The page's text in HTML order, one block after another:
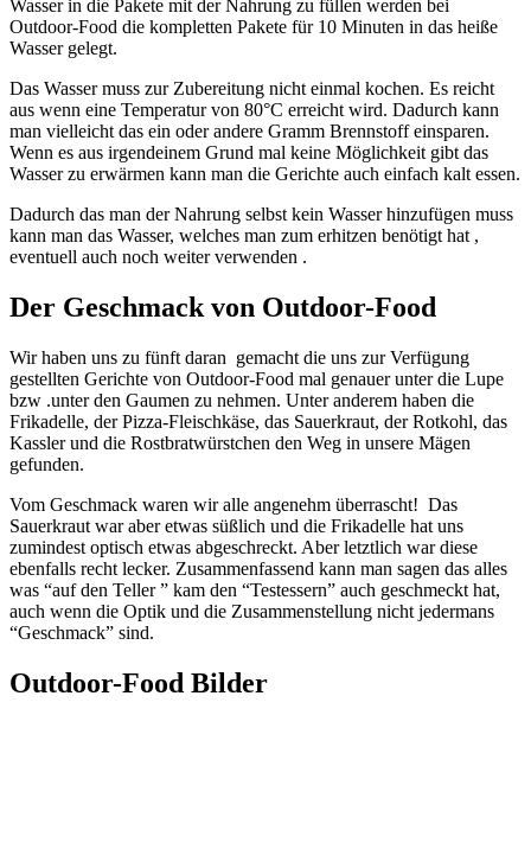
Wasser in die Pakete mit der Nahrung zu füllen werden bei
Outdoor-Food die kompletten Pakete für 10 Minuten in das heiße
Wasser gelegt.
Das Wasser muss zur Zubereitung nicht einmal kochen. Es reicht
aus wenn eine Temperatur von 80°C erreicht wird. Dadurch kann
man vielleicht das ein oder andere Gramm Brennstoff einsparen.
Wenn es aus irgendeinem Grund mal keine Möglichkeit gibt das
Wasser zu erwärmen kann man die Gerichte auch einfach kalt essen.
Dadurch das man der Nahrung selbst kein Wasser hinzufügen muss
kann man das Wasser, welches man zum erhitzen benötigt hat ,
eventuell auch noch weiter verwenden .
Der Geschmack von Outdoor-Food
Wir haben uns zu fünft daran gemacht die uns zur Verfügung
gestellten Gerichte von Outdoor-Food mal genauer unter die Lupe
bzw .unter den Gaumen zu nehmen. Unter anderem haben die
Frikadelle, der Pizza-Fleischkäse, das Sauerkraut, der Rotkohl, das
Kassler und die Rostbratwürstchen den Weg in unsere Mägen
gefunden.
Vom Geschmack waren wir alle angenehm überrascht! Das
Sauerkraut war aber etwas süßlich und die Frikadelle hat uns
zumindest optisch etwas abgeschreckt. Aber letztlich war diese
ebenfalls recht lecker. Zusammenfassend kann man sagen das alles
was “auf den Teller ” kam den “Testessern” auch geschmeckt hat,
auch wenn die Optik und die Zusammenstellung nicht jedermans
“Geschmack” sind.
Outdoor-Food Bilder